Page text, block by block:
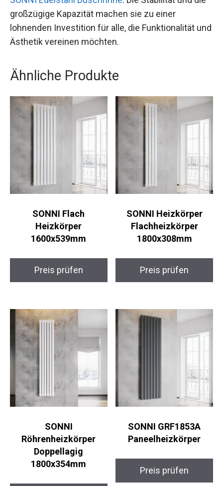
großzügige Kapazität machen sie zu einer
lohnenden Investition für alle, die Funktionalität und
Ästhetik vereinen möchten.
Ähnliche Produkte
SONNI Flach
Heizkörper
1600x539mm
Preis prüfen
SONNI Heizkörper
Flachheizkörper
1800x308mm
Preis prüfen
SONNI
Röhrenheizkörper
Doppellagig
1800x354mm
SONNI GRF1853A
Paneelheizkörper
Preis prüfen